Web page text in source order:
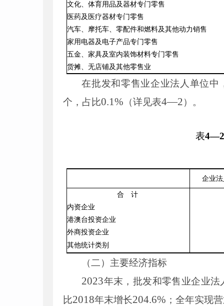
文化、体育用品及器材专门零售
医药及医疗器材专门零售
汽车、摩托车、零配件和燃料及其他动力销售
家用电器及电子产品专门零售
五金、家具及室内装饰材料专门零售
货摊、无店铺及其他零售业
在批发和零售业企业法人单位中
个，占比0.1% （详见表4—2）。
表4—2
企业
合 计
内资企业
港澳台投资企业
外商投资企业
其他统计类别
（二）主要经济指标
2023年末，批发和零售业企业法
比2018年末增长204.6% ；全年实现